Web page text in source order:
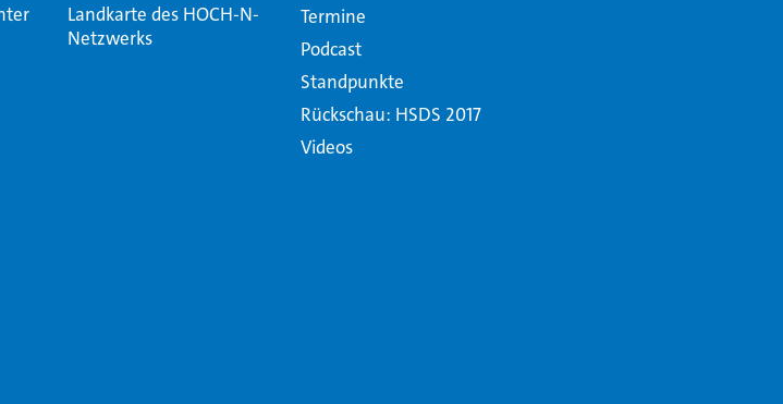
Landkarte des HOCH-N-
Netzwerks
Termine
Podcast
Standpunkte
Rückschau: HSDS 2017
Videos